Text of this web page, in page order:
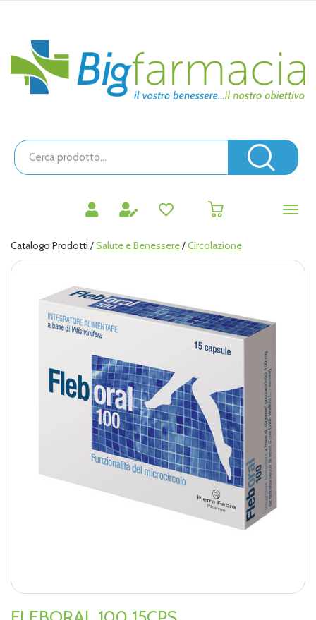
principaleBigfarmacia
Cerca
Prodotto
Catalogo Prodotti /Salute e Benessere/Circolazione